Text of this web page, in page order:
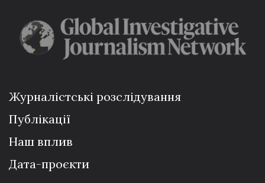
Журналістські розслідування
Публікації
Наш вплив
Дата-проєкти